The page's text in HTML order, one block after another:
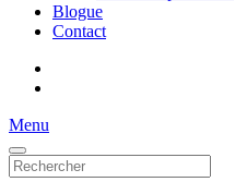
Blogue
Contact
Menu